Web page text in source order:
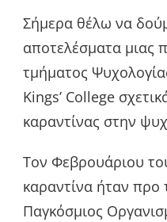
Σήμερα θέλω να
αποτελέσματα μιας
τμήματος
Kings’ College
καραντίνας στην
Τον Φεβρουάριου
καραντίνα ήταν
Παγκόσμιος